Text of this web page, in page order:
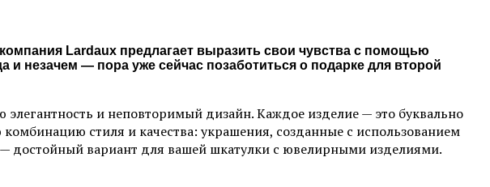
Lardaux предлагает выразить свои чувства с помощью
незачем — пора уже сейчас позаботиться о подарке для второй
элегантность и неповторимый дизайн. Каждое изделие — это буквально
стиля и качества: украшения, созданные с использованием
достойный вариант для вашей шкатулки с ювелирными изделиями.